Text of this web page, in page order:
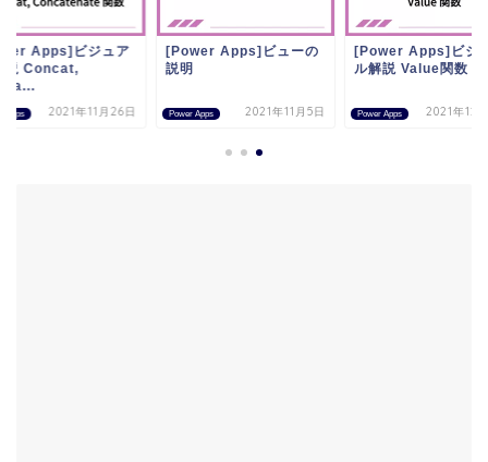
Apps
Apps]ビジュア
説 Concat,
2021年11月26日 Power Apps
[Power Apps]ビューの
説明
2021年11月5日 Power Apps
[Power Apps]ビジ
ル解説 Value関数
2021年12